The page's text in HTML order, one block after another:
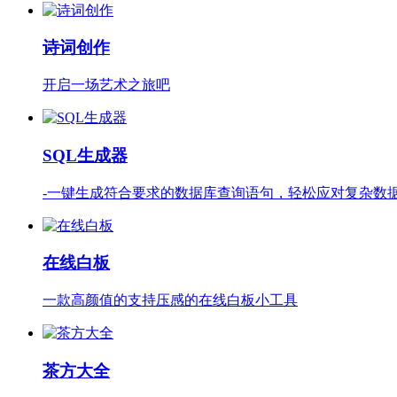
诗词创作
开启一场艺术之旅吧
SQL生成器
-一键生成符合要求的数据库查询语句，轻松应对复杂数
在线白板
一款高颜值的支持压感的在线白板小工具
茶方大全